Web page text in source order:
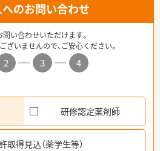
のお問い合わせ
い合わせいただけます。
ざいませんので、ご安心ください。
2 3
4
研修認定薬剤師
取得見込（薬学生等）